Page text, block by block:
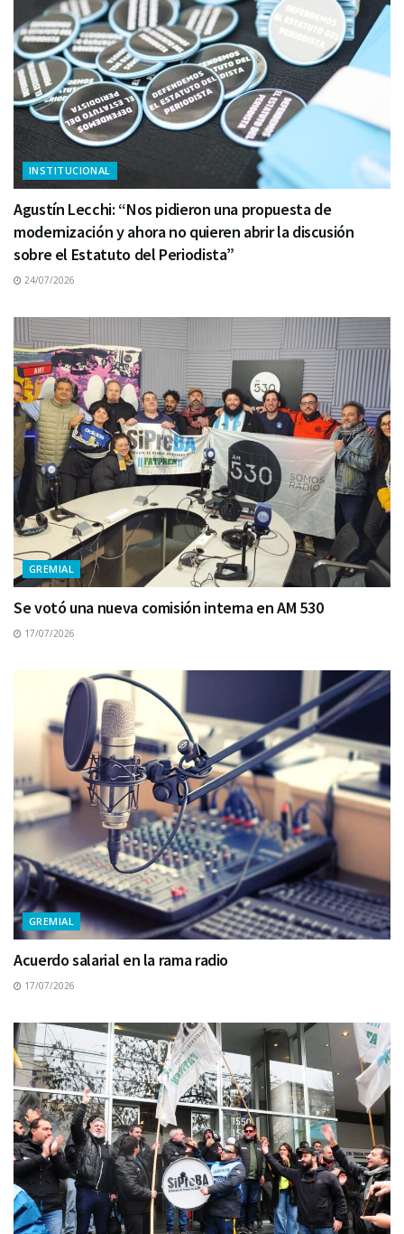
INSTITUCIONAL
Agustín Lecchi: “Nos pidieron una propuesta de
modernización y ahora no quieren abrir la discusión
sobre el Estatuto del Periodista”
24/07/2026
GREMIAL
Se votó una nueva comisión interna en AM 530
17/07/2026
GREMIAL
Acuerdo salarial en la rama radio
17/07/2026